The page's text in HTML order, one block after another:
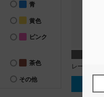
青
黄色
ピンク
茶色
その他
レース_かわ
テ